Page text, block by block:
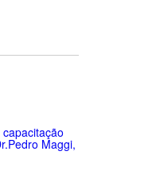
Maggi,